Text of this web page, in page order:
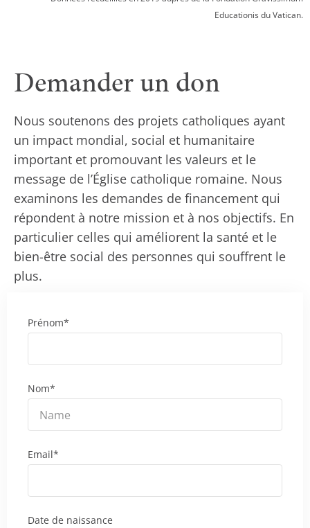
Educationis du Vatican.
Demander un don
Nous soutenons des projets catholiques ayant
un impact mondial, social et humanitaire
important et promouvant les valeurs et le
message de l’Église catholique romaine. Nous
examinons les demandes de financement qui
répondent à notre mission et à nos objectifs. En
particulier celles qui améliorent la santé et le
bien-être social des personnes qui souffrent le
plus.
Prénom*
Nom*
Email*
Date de naissance